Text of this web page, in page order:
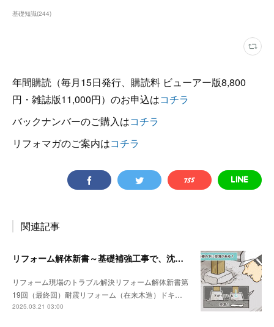
基礎知識(244)
年間購読（毎月15日発行、購読料 ビューアー版8,800
円・雑誌版11,000円）のお申込はコチラ
バックナンバーのご購入はコチラ
リフォマガのご案内はコチラ
関連記事
リフォーム解体新書～基礎補強工事で、沈んでいる独立基礎を発見
リフォーム現場のトラブル解決リフォーム解体新書第
19回（最終回）耐震リフォーム（在来木造）ドキ…
2025.03.21 03:00